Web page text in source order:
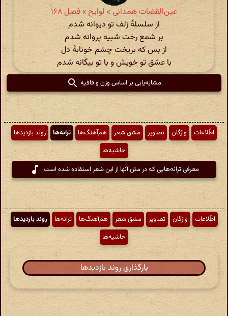
عین‌القضات همدانی » لوایح » فصل ۱۶۸
از سلسلۀ زلف تو دیوانه شدم
بر شمع رخت شبیه پروانه شدم
از بس که بریخت چشم خونابۀ دل
با عشق تو خویش و با تو بیگانه شدم
مشابه‌یابی بر اساس وزن و قافیه
اطّلاعات واژگان تصاویر مشق شعر هم‌آهنگ‌ها ترانه‌ها
روند بازدیدها
حاشیه‌ها
معرفی ترانه‌هایی که در متن آنها از این شعر استفاده شده است
اطّلاعات واژگان تصاویر مشق شعر هم‌آهنگ‌ها ترانه‌ها
روند بازدیدها
حاشیه‌ها
بارگذاری روند بازدیدها